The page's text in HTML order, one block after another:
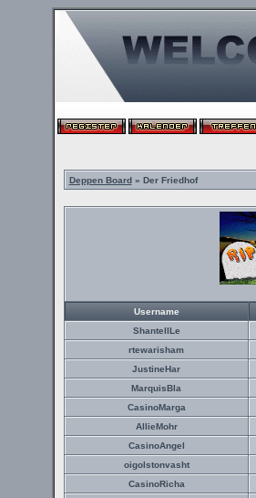
Deppen Board» Der Friedhof
Username
ShantellLe
rtewarisham
JustineHar
MarquisBla
CasinoMarga
AllieMohr
CasinoAngel
oigolstonvasht
CasinoRicha